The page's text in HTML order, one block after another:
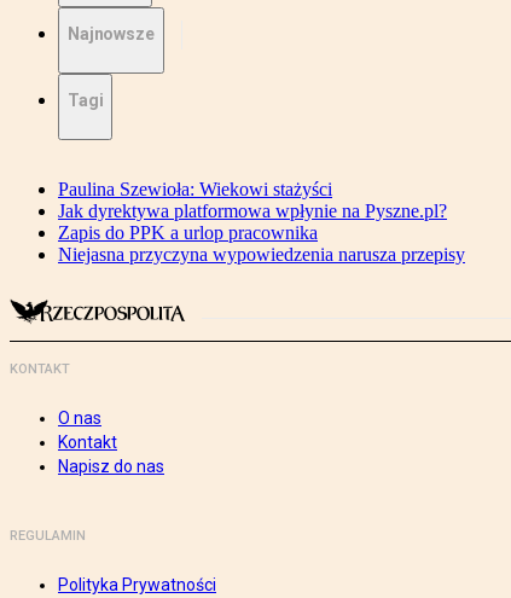
Najnowsze
Tagi
Paulina Szewioła: Wiekowi stażyści
Jak dyrektywa platformowa wpłynie na Pyszne.pl?
Zapis do PPK a urlop pracownika
Niejasna przyczyna wypowiedzenia narusza przepisy
KONTAKT
O nas
Kontakt
Napisz do nas
REGULAMIN
Polityka Prywatności